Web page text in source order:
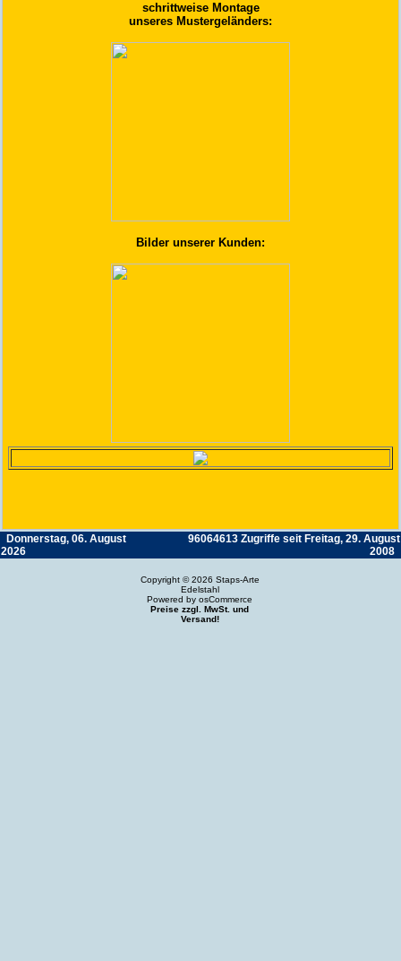
schrittweise Montage
unseres Mustergeländers:
Bilder unserer Kunden:
Donnerstag, 06. August
2026
96064613 Zugriffe seit Freitag, 29. August
2008
Copyright © 2026 Staps-Arte
Edelstahl
Powered by osCommerce
Preise zzgl. MwSt. und
Versand!